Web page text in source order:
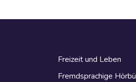
Freizeit und Leben
Fremdsprachige